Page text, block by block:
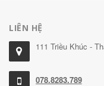
LIÊN HỆ
111 Triều Khúc -
078.8283.789